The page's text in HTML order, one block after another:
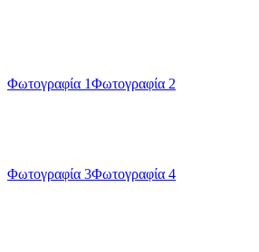
Φωτογραφία 1Φωτογραφία 2
Φωτογραφία 3Φωτογραφία 4